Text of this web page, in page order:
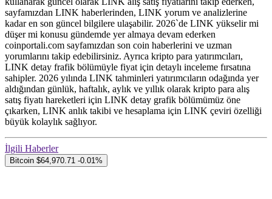
sayfamızdan LINK haberlerinden, LINK yorum ve analizlerine
kadar en son güncel bilgilere ulaşabilir. 2026`de LINK yükselir mi
düşer mi konusu gündemde yer almaya devam ederken
coinportali.com sayfamızdan son coin haberlerini ve uzman
yorumlarını takip edebilirsiniz. Ayrıca kripto para yatırımcıları,
LINK detay frafik bölümüyle fiyat için detaylı inceleme fırsatına
sahipler. 2026 yılında LINK tahminleri yatırımcıların odağında yer
aldığından günlük, haftalık, aylık ve yıllık olarak kripto para alış
satış fiyatı hareketleri için LINK detay grafik bölümümüz öne
çıkarken, LINK anlık takibi ve hesaplama için LINK çeviri özelliği
büyük kolaylık sağlıyor.
İlgili Haberler
Bitcoin $64,970.71 -0.01%